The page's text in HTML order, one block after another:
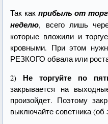
Так как прибыль от
неделю, всего лишь
которые вложили и
кровными. При этом
РЕЗКОГО обвала или
2) Не торгуйте по
закрывается на
произойдет. Поэтому
выключайте советника